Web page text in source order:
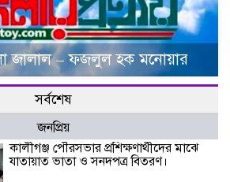
জালাল – ফজলুল হক মনোয়ার
সর্বশেষ
জনপ্রিয়
কালীগঞ্জ পৌরসভার প্রশিক্ষণার্থীদের মাঝে
যাতায়াত ভাতা ও সনদপত্র বিতরণ।